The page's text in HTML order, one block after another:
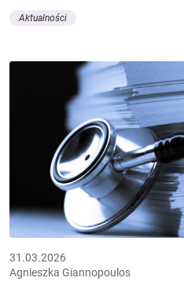
Aktualności
31.03.2026
Agnieszka Giannopoulos